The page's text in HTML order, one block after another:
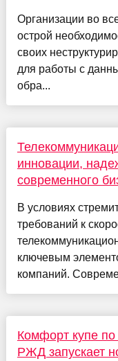
Организации во
острой
своих
для работы с
обра...
инновации,
современного
В условиях
требований к
ключевым
компаний.
Комфорт купе
РЖД запускает